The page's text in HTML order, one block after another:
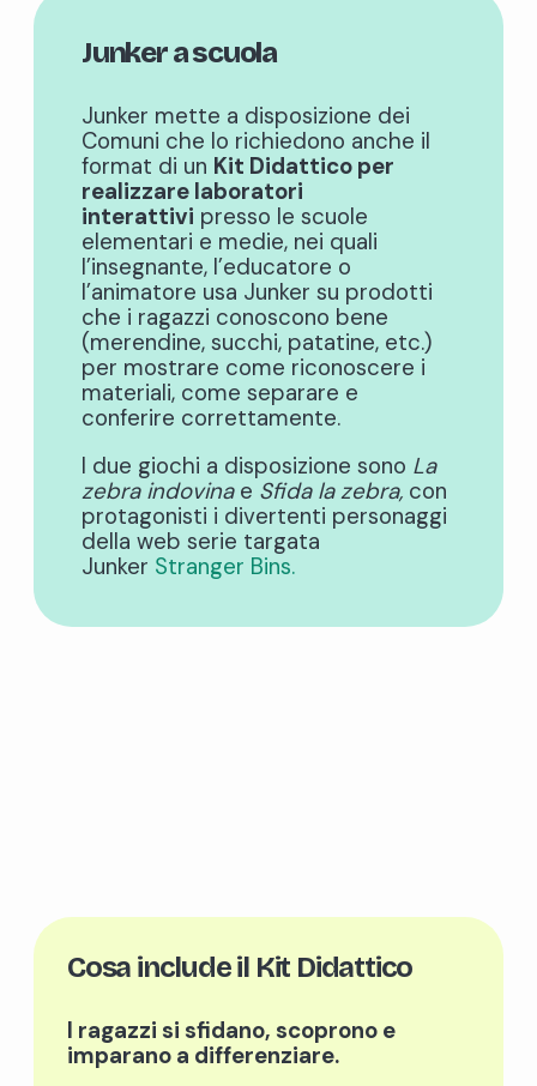
Junker a scuola
Junker mette a disposizione dei
Comuni che lo richiedono anche il
format di un Kit Didattico per
realizzare laboratori
interattivi presso le scuole
elementari e medie, nei quali
l’insegnante, l’educatore o
l’animatore usa Junker su prodotti
che i ragazzi conoscono bene
(merendine, succhi, patatine, etc.)
per mostrare come riconoscere i
materiali, come separare e
conferire correttamente.
I due giochi a disposizione sono La
zebra indovina e Sfida la zebra, con
protagonisti i divertenti personaggi
della web serie targata
Junker Stranger Bins.
Cosa include il Kit Didattico
I ragazzi si sfidano, scoprono e
imparano a differenziare.